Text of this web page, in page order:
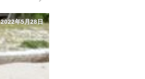
2022年5月28日